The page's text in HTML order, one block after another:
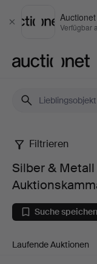
Schließen
Auctionet
Verfügbar
Silber
Metall
bei
Filtrieren
Silber &
Suche
Laufende Auktionen